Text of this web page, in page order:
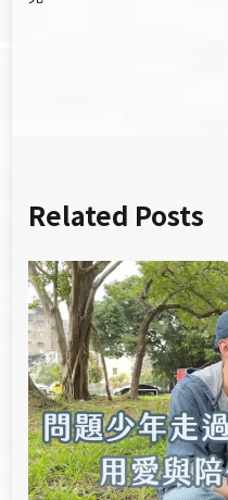
Related Posts